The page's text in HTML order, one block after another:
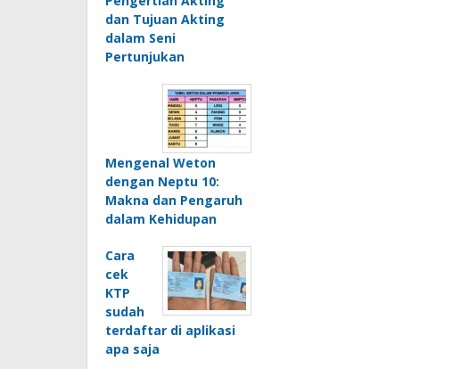
dan Tujuan Akting
dalam Seni
Pertunjukan
Mengenal Weton
dengan Neptu 10:
Makna dan Pengaruh
dalam Kehidupan
Cara
cek
KTP
sudah
terdaftar di aplikasi
apa saja